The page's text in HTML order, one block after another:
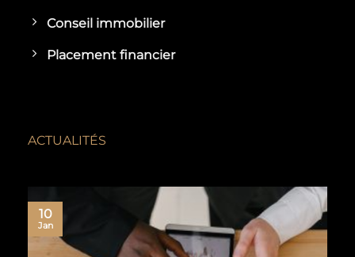
Conseil immobilier
Placement financier
ACTUALITÉS
10
Jan